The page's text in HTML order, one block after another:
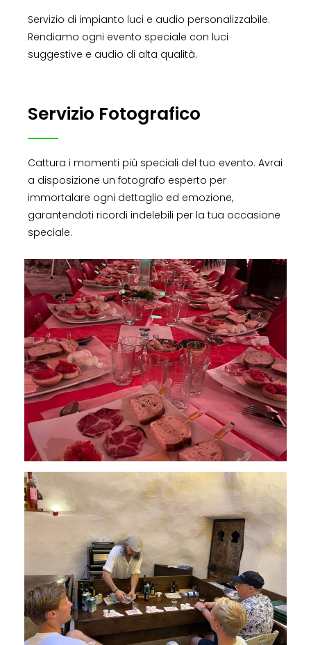
Servizio di impianto luci e audio personalizzabile.
Rendiamo ogni evento speciale con luci
suggestive e audio di alta qualità.
Servizio Fotografico
Cattura i momenti più speciali del tuo evento. Avrai
a disposizione un fotografo esperto per
immortalare ogni dettaglio ed emozione,
garantendoti ricordi indelebili per la tua occasione
speciale.